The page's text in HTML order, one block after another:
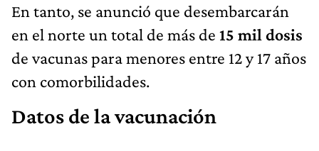
En tanto, se anunció que desembarcarán
en el norte un total de más de 15 mil dosis
de vacunas para menores entre 12 y 17 años
con comorbilidades.
Datos de la vacunación